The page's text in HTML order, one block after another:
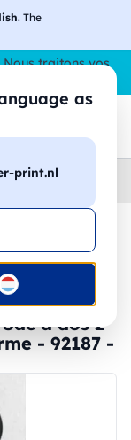
. The
as
print.nl
traitons vos
à dos 2
- 92187 -